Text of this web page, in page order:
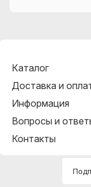
Каталог
Доставка и
Информация
Вопросы и
Контакты